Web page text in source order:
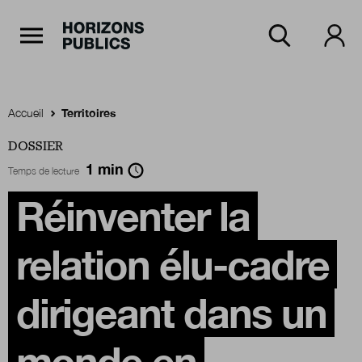
Accueil
Rubriques
Thèmes
Numéros
Accueil Territoires
DOSSIER
Temps de lecture 1 min
Réinventer la
relation élu-cadre
dirigeant dans un